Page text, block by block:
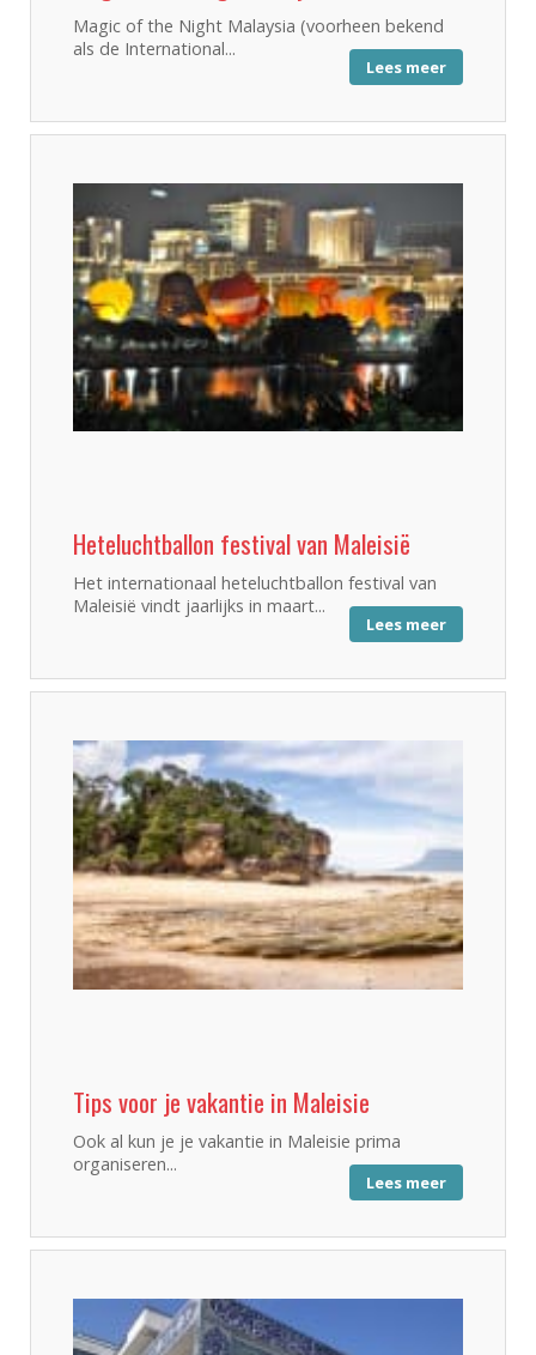
Magic of the Night Malaysia (voorheen bekend
als de International...
Lees meer
Heteluchtballon festival van Maleisië
Het internationaal heteluchtballon festival van
Maleisië vindt jaarlijks in maart...
Lees meer
Tips voor je vakantie in Maleisie
Ook al kun je je vakantie in Maleisie prima
organiseren...
Lees meer